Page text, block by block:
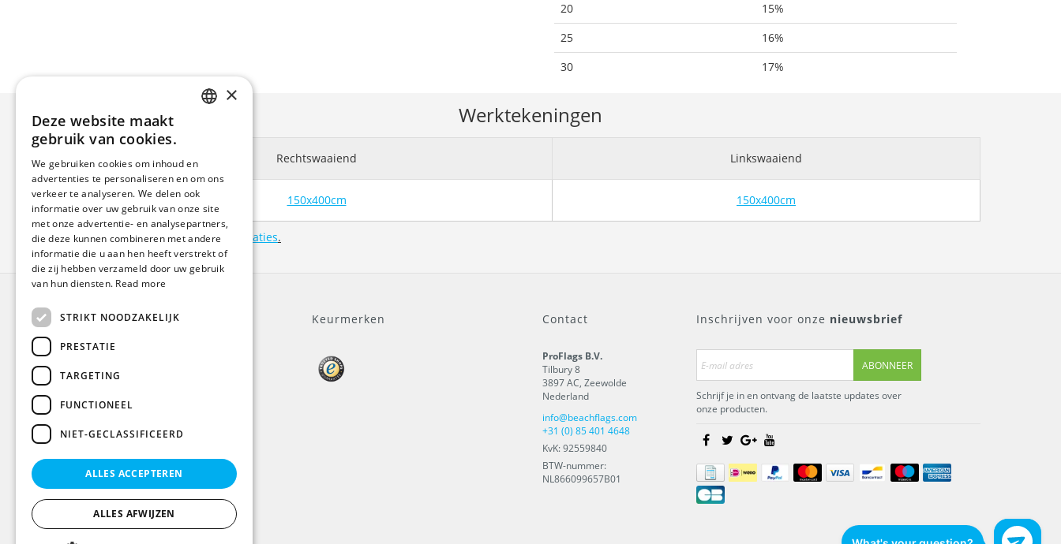
20
15%
25
16%
30
17%
Werktekeningen
Rechtswaaiend Linkswaaiend
150x400cm 150x400cm
Bekijk hier onze aanleverspecificaties.
Algemeen
Klantenservice
Privacy Policy
Disclaimer
BTW
Informatie
Sitemap
Keurmerken Contact
ProFlags B.V.
Tilbury 8
3897 AC, Zeewolde
Nederland
info@beachflags.com
+31 (0) 85 401 4648
KvK: 92559840
BTW-nummer:
NL866099657B01
Inschrijven voor onze nieuwsbrief
ABONNEER
Schrijf je in en ontvang de laatste updates over
onze producten.
GERMAN
FRENCH
×
Deze website maakt
gebruik van cookies.
We gebruiken cookies om inhoud en
advertenties te personaliseren en om ons
verkeer te analyseren. We delen ook
informatie over uw gebruik van onze site
met onze advertentie- en analysepartners,
die deze kunnen combineren met andere
informatie die u aan hen heeft verstrekt of
die zij hebben verzameld door uw gebruik
van hun diensten. Read more
STRIKT NOODZAKELIJK
PRESTATIE
TARGETING
FUNCTIONEEL
NIET-GECLASSIFICEERD
ALLES ACCEPTEREN
ALLES AFWIJZEN